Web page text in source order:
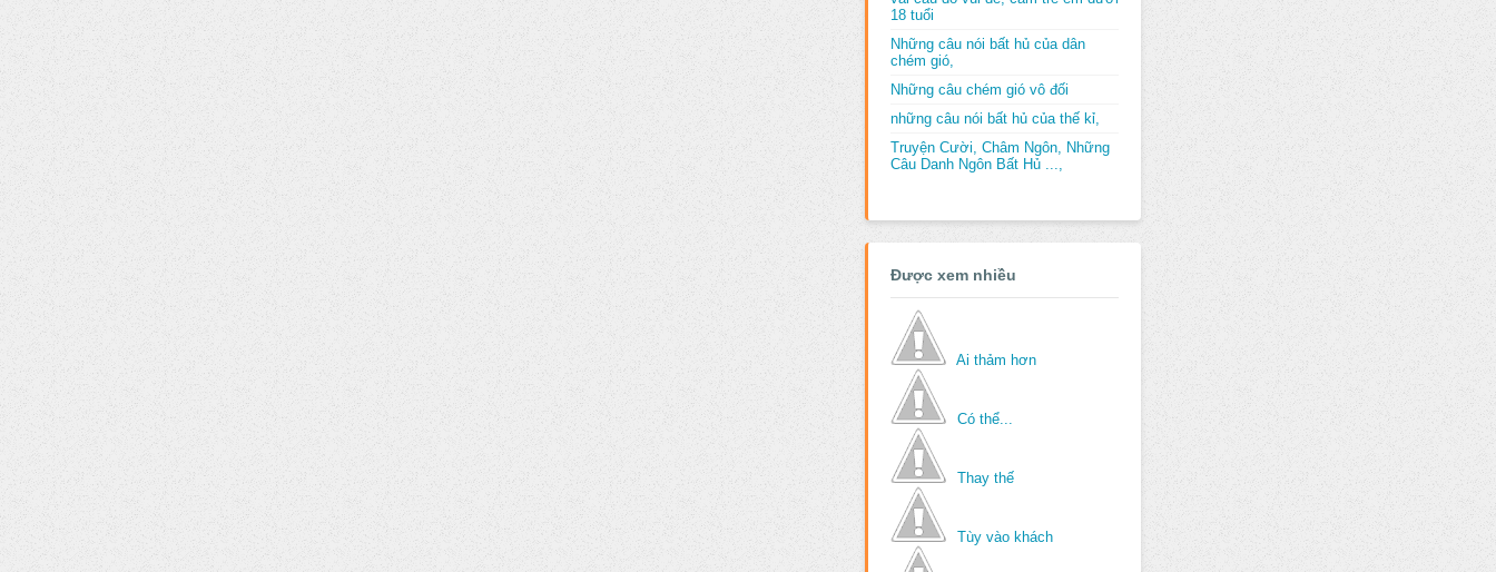
18 tuổi
Những câu nói bất hủ của dân
chém gió,
Những câu chém gió vô đối
những câu nói bất hủ của thế kỉ,
Truyện Cười, Châm Ngôn, Những
Câu Danh Ngôn Bất Hủ ...,
Được xem nhiều
Ai thảm hơn
Có thể...
Thay thế
Tùy vào khách